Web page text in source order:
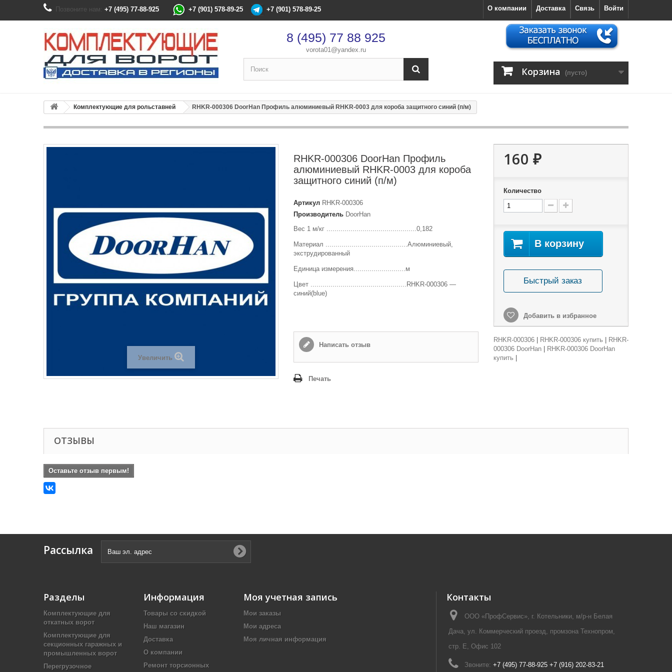
Позвоните нам: +7 (495) 77-88-925 +7 (901) 578-89-25 +7 (901) 578-89-25 Войти
Связь
Доставка
О компании
8 (495) 77 88 925
vorota01@yandex.ru
Корзина (пусто)
Комплектующие для рольставней RHKR-000306 DoorHan Профиль алюминиевый RHKR-0003 для короба защитного синий (п/м)
Увеличить
RHKR-000306 DoorHan Профиль
алюминиевый RHKR-0003 для короба
защитного синий (п/м)
Артикул RHKR-000306
Производитель DoorHan
Вес 1 м/кг .............................................0,182
Материал .........................................Алюминиевый,
экструдированный
Единица измерения..........................м
Цвет ................................................RHKR-000306 —
синий(blue)
Написать отзыв
Печать
160 ₽
Количество
В корзину
Быстрый заказ
Добавить в избранное
RHKR-000306| RHKR-000306 купить
RHKR-
000306 DoorHan|
RHKR-000306 DoorHan
купить
ОТЗЫВЫ
Оставьте отзыв первым!
Рассылка
Разделы
Комплектующие для
откатных ворот
Комплектующие для
секционных гаражных и
промышленных ворот
Перегрузочное
Информация
Товары со скидкой
Наш магазин
Доставка
О компании
Ремонт торсионных
Моя учетная запись
Мои заказы
Мои адреса
Моя личная информация
Контакты
ООО «ПрофСервис», г. Котельники, м/р-н Белая
Дача, ул. Коммерческий проезд, промзона Технопром,
стр. Е, Офис 102
Звоните: +7 (495) 77-88-925 +7 (916) 202-83-21
Способ доставки
Самовывоз
Время доставки: стоимость доставки по тарифам СДЭК
оплачивается при получении
Адрес если нужен